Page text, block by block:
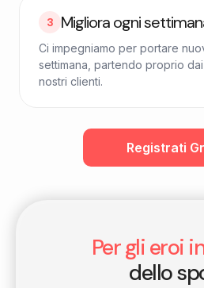
3 Migliora ogni
Ci impegniamo per portare
settimana, partendo proprio
nostri clienti.
Registrati
Per gli eroi
dello